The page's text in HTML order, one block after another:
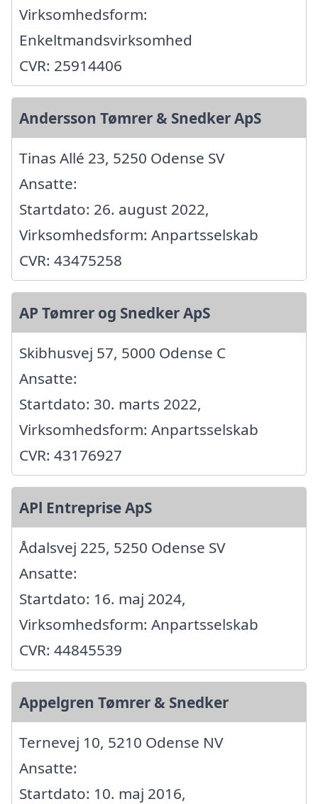
Virksomhedsform:
Enkeltmandsvirksomhed
CVR: 25914406
Andersson Tømrer & Snedker ApS
Tinas Allé 23, 5250 Odense SV
Ansatte:
Startdato: 26. august 2022,
Virksomhedsform: Anpartsselskab
CVR: 43475258
AP Tømrer og Snedker ApS
Skibhusvej 57, 5000 Odense C
Ansatte:
Startdato: 30. marts 2022,
Virksomhedsform: Anpartsselskab
CVR: 43176927
APl Entreprise ApS
Ådalsvej 225, 5250 Odense SV
Ansatte:
Startdato: 16. maj 2024,
Virksomhedsform: Anpartsselskab
CVR: 44845539
Appelgren Tømrer & Snedker
Ternevej 10, 5210 Odense NV
Ansatte:
Startdato: 10. maj 2016,